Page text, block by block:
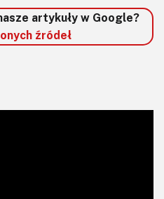
artykuły w Google?
źródeł